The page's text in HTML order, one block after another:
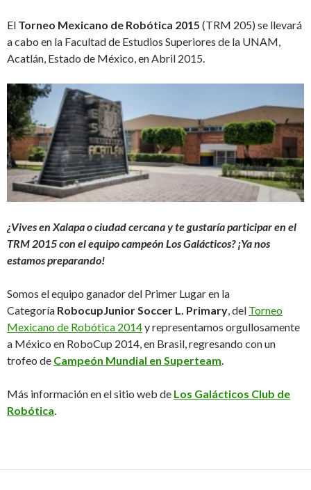
El Torneo Mexicano de Robótica 2015 (TRM 205) se llevará
a cabo en la Facultad de Estudios Superiores de la UNAM,
Acatlán, Estado de México, en Abril 2015.
¿Vives en Xalapa o ciudad cercana y te gustaría participar en el
TRM 2015 con el equipo campeón Los Galácticos? ¡Ya nos
estamos preparando!
Somos el equipo ganador del Primer Lugar en la
Categoría RobocupJunior Soccer L. Primary , del Torneo
Mexicano de Robótica 2014y representamos orgullosamente
a México en RoboCup 2014, en Brasil, regresando con un
trofeo de Campeón Mundial en Superteam
Más información en el sitio web de Los Galácticos Club de
Robótica